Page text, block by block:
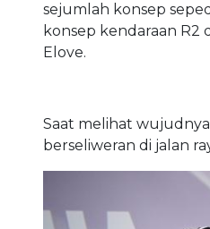
sejumlah konsep
konsep kendaraan R2
Elove.
Saat melihat
berseliweran di jalan